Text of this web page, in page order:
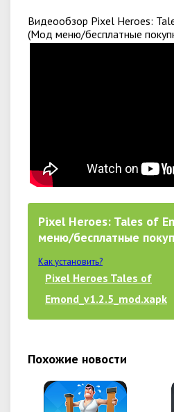
Видеообзор Pixel Heroes:
(Мод меню/бесплатные
Pixel Heroes: Tales of
меню/бесплатные
Как установить?
Pixel Heroes Tales of
Emond_v1.2.5_mod.xapk
Похожие новости